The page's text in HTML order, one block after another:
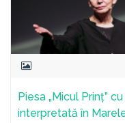
Piesa „Micul Prinț”
interpretată în